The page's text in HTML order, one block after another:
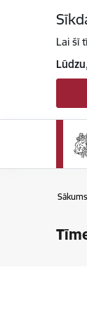
Lai šī
Sākums